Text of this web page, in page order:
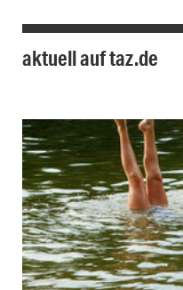
aktuell auf taz.de